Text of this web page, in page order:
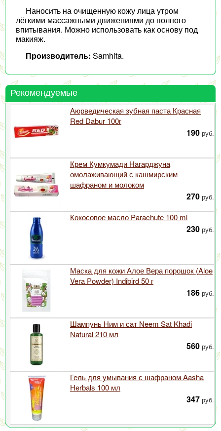
Наносить на очищенную кожу лица утром
лёгкими массажными движениями до полного
впитывания. Можно использовать как основу под
макияж.
Производитель: Samhita.
Рекомендуемые
Аюрведическая зубная паста Красная
Red Dabur 100г
190 руб.
Крем Кумкумади Нагарджуна
омолаживающий с кашмирским
шафраном и молоком
270 руб.
Кокосовое масло Parachute 100 ml
230 руб.
Маска для кожи Алое Вера порошок (Aloe
Vera Powder) Indibird 50 г
186 руб.
Шампунь Ним и сат Neem Sat Khadi
Natural 210 мл
560 руб.
Гель для умывания с шафраном Aasha
Herbals 100 мл
347 руб.